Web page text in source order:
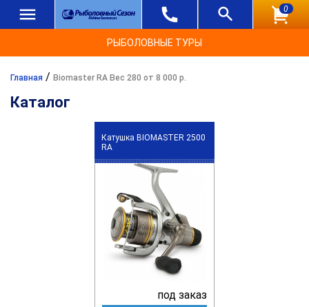
0
РЫБОЛОВНЫЕ ТУРЫ
Главная / Biomaster RA Вес 280 от 8 000 р.
Каталог
Катушка BIOMASTER 2500
RA
под заказ